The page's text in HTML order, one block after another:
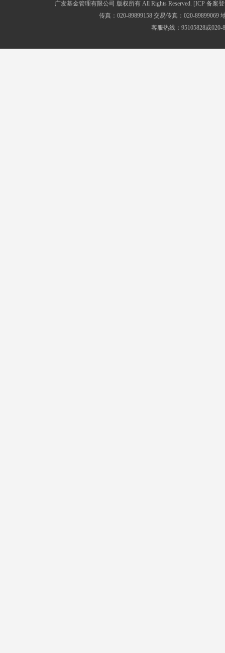
广发基金管理有限公司 版权所有 All Rights Reserved. [ICP 备案
传真：020-89899158 交易传真：020-
客服热线：95105828或020-